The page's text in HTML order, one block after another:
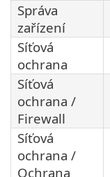
Správa
zařízení
Síťová
ochrana
Síťová
ochrana /
Firewall
Síťová
ochrana /
Ochrana